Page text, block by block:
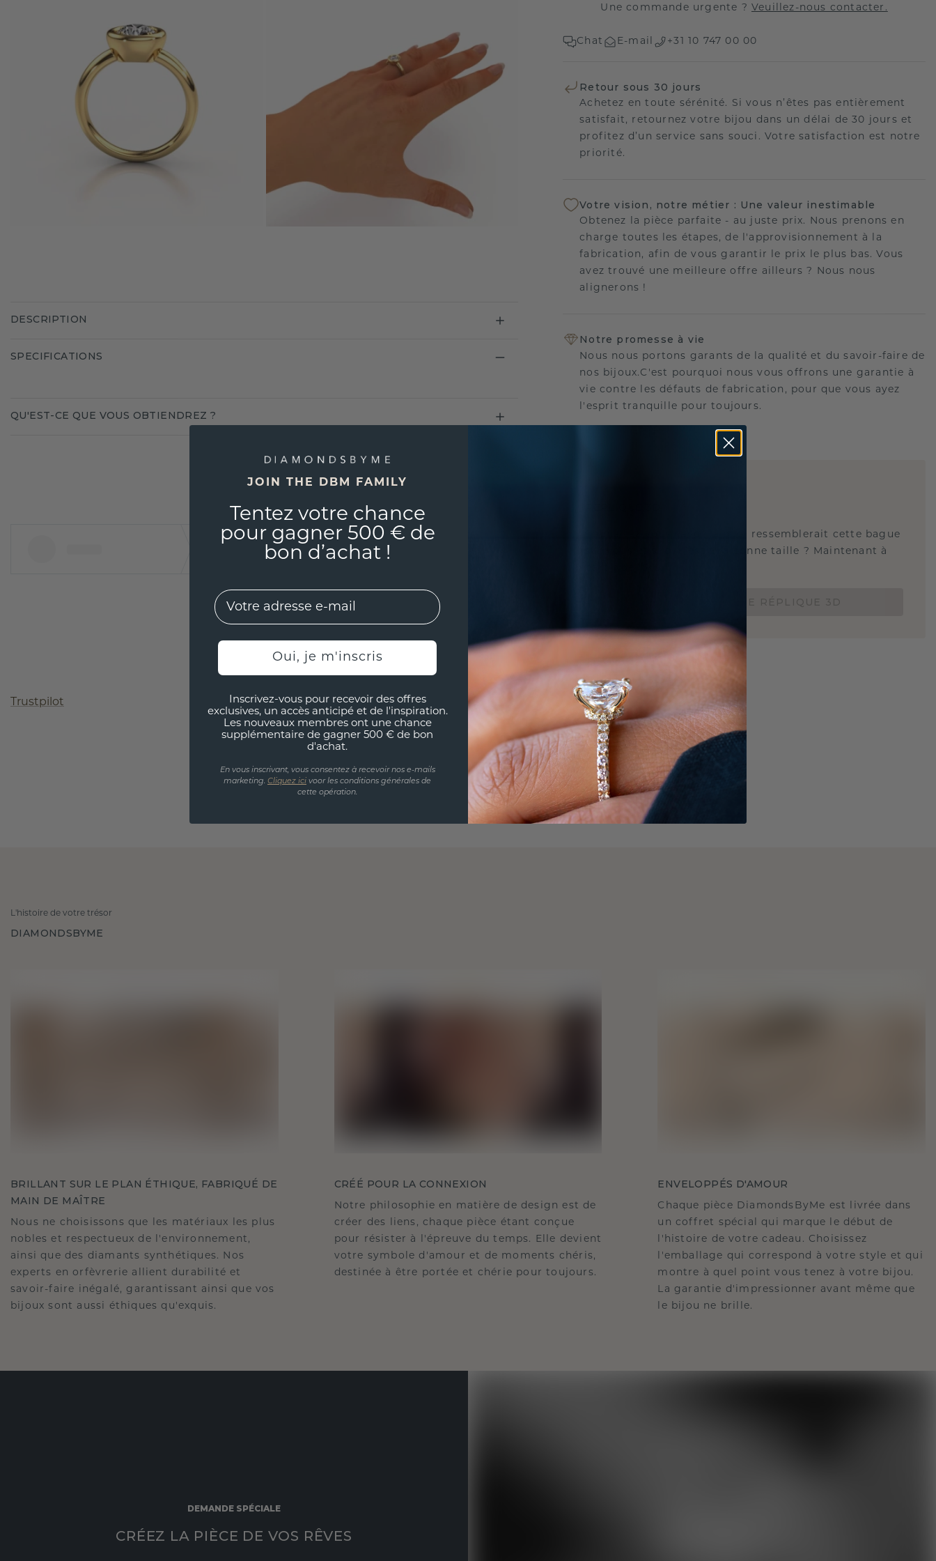
Une commande urgente ? Veuillez-nous contacter.
Chat E-mail +31 10 747 00 00
Retour sous 30 jours
Achetez en toute sérénité. Si vous n’êtes pas entièrement
satisfait, retournez votre bijou dans un délai de 30 jours et
profitez d’un service sans souci. Votre satisfaction est notre
priorité.
Votre vision, notre métier : Une valeur inestimable
Obtenez la pièce parfaite - au juste prix. Nous prenons en
charge toutes les étapes, de l'approvisionnement à la
fabrication, afin de vous garantir le prix le plus bas. Vous
avez trouvé une meilleure offre ailleurs ? Nous nous
alignerons !
Notre promesse à vie
Nous nous portons garants de la qualité et du savoir-faire de
nos bijoux.C'est pourquoi nous vous offrons une garantie à
vie contre les défauts de fabrication, pour que vous ayez
l'esprit tranquille pour toujours.
Souhaitez-vous savoir à quoi ressemblerait cette bague
sur vous et si elle est à la bonne taille ? Maintenant à
DESCRIPTION
SPECIFICATIONS
QU'EST-CE QUE VOUS OBTIENDREZ ?
Trustpilot
L'histoire de votre trésor
DIAMONDSBYME
BRILLANT SUR LE PLAN ÉTHIQUE, FABRIQUÉ DE
MAIN DE MAÎTRE
Nous ne choisissons que les matériaux les plus
nobles et respectueux de l'environnement,
ainsi que des diamants synthétiques. Nos
experts en orfèvrerie allient durabilité et
savoir-faire inégalé, garantissant ainsi que vos
bijoux sont aussi éthiques qu'exquis.
CRÉÉ POUR LA CONNEXION
Notre philosophie en matière de design est de
créer des liens, chaque pièce étant conçue
pour résister à l'épreuve du temps. Elle devient
votre symbole d'amour et de moments chéris,
destinée à être portée et chérie pour toujours.
ENVELOPPÉS D'AMOUR
Chaque pièce DiamondsByMe est livrée dans
un coffret spécial qui marque le début de
l'histoire de votre cadeau. Choisissez
l'emballage qui correspond à votre style et qui
montre à quel point vous tenez à votre bijou.
La garantie d'impressionner avant même que
le bijou ne brille.
DEMANDE SPÉCIALE
CRÉEZ LA PIÈCE DE VOS RÊVES
JOIN THE DBM FAMILY
Tentez votre chance
pour gagner 500 € de
bon d’achat !
EMail
Oui, je m'inscris
Inscrivez-vous pour recevoir des offres
exclusives, un accès anticipé et de l'inspiration.
Les nouveaux membres ont une chance
supplémentaire de gagner 500 € de bon
d'achat.
En vous inscrivant, vous consentez à recevoir nos e-mails
marketing. Cliquez ici voor les conditions générales de
cette opération.